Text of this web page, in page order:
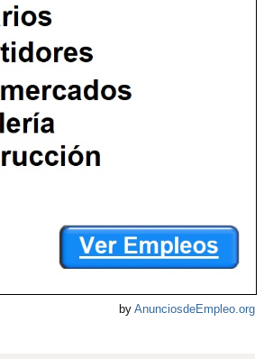
by AnunciosdeEmpleo.org